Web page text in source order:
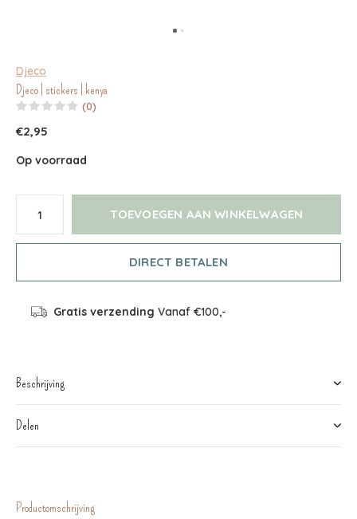
Djeco
Djeco | stickers | kenya
(0)
€2,95
Op voorraad
TOEVOEGEN AAN WINKELWAGEN
DIRECT BETALEN
Gratis verzending Vanaf €100,-
Beschrijving
Delen
Productomschrijving